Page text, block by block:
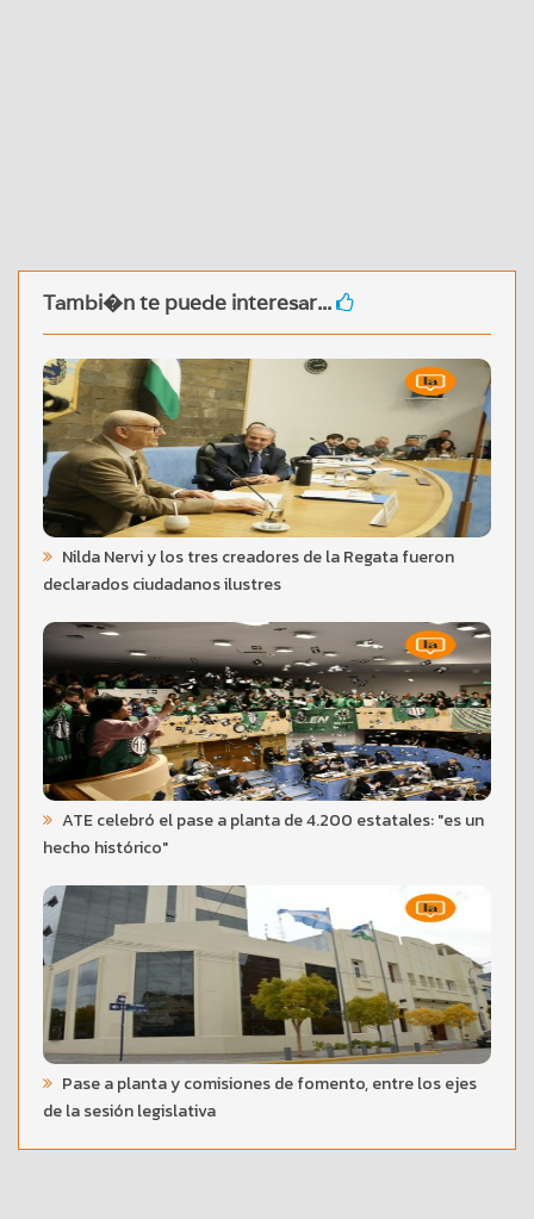
Tambi�n te puede interesar...
Nilda Nervi y los tres creadores de la Regata fueron
declarados ciudadanos ilustres
ATE celebró el pase a planta de 4.200 estatales: "es un
hecho histórico"
Pase a planta y comisiones de fomento, entre los ejes
de la sesión legislativa